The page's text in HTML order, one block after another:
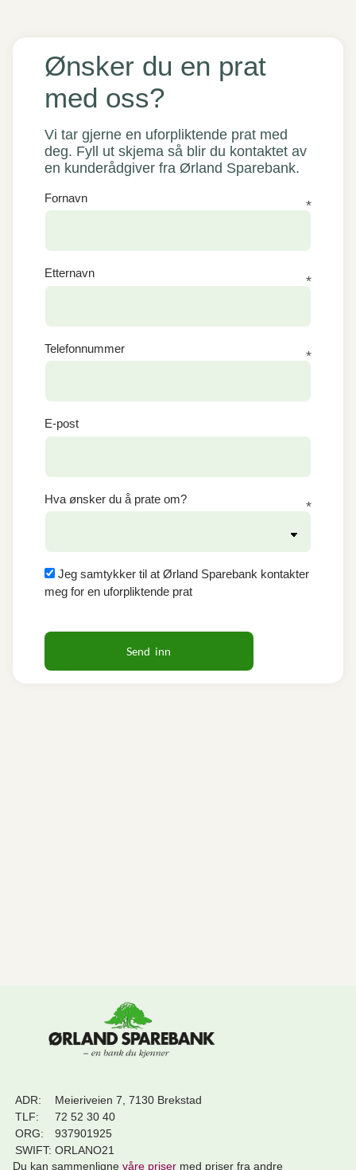
Ønsker du en prat
med oss?
Vi tar gjerne en uforpliktende prat med
deg. Fyll ut skjema så blir du kontaktet av
en kunderådgiver fra Ørland Sparebank.
Fornavn
Etternavn
Telefonnummer
E-post
Hva ønsker du å prate om?
Jeg samtykker til at Ørland Sparebank kontakter
meg for en uforpliktende prat
ADR:
Meieriveien 7, 7130 Brekstad
TLF:
72 52 30 40
ORG:
937901925
SWIFT: ORLANO21
Du kan sammenligne våre priser med priser fra andre